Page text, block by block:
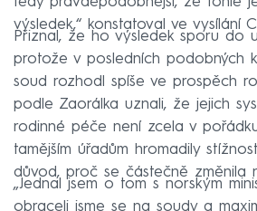
výsledek,“ konstatoval ve vysílání
Přiznal, že ho výsledek sporu do
protože v posledních podobných
soud rozhodl spíše ve prospěch
podle Zaorálka uznali, že jejich
rodinné péče není zcela v
tamějším úřadům hromadily
důvod, proč se částečně změnila
„Jednal jsem o tom s norským
obraceli jsme se na soudy a